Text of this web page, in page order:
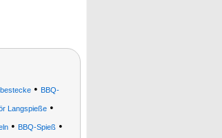
• BBQ-
Langspieße•
• BBQ-Spieß•